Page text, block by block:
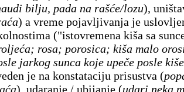
bilju, pada na rašće/lozu),
) a vreme pojavljivanja je
("istovremena kiša sa
rosa; porosica; kiša malo
jarkog sunca koje upeče posle kiše
je na konstataciju prisustva (
), udaranje / ubijanje (udari neka